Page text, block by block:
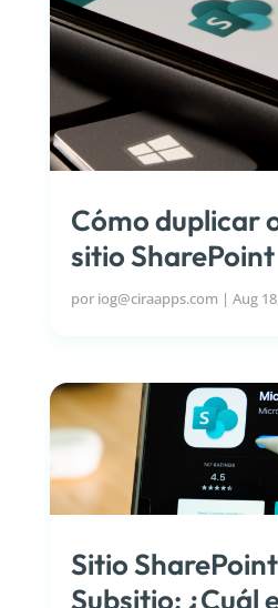
Cómo duplicar
sitio SharePoint
por iog@ciraapps.com | Aug
Sitio
Subsitio: ¿Cuál